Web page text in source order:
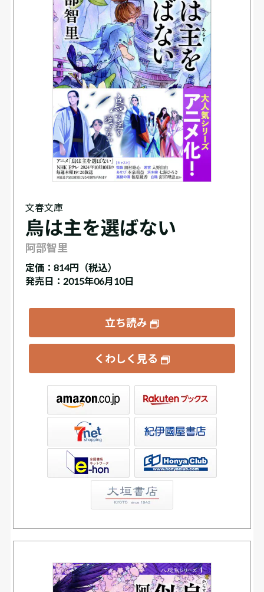
文春文庫
烏は主を選ばない
阿部智里
定価： 814円（税込）
発売日：2015年06月10日
立ち読み
くわしく見る
書店ウェブストア